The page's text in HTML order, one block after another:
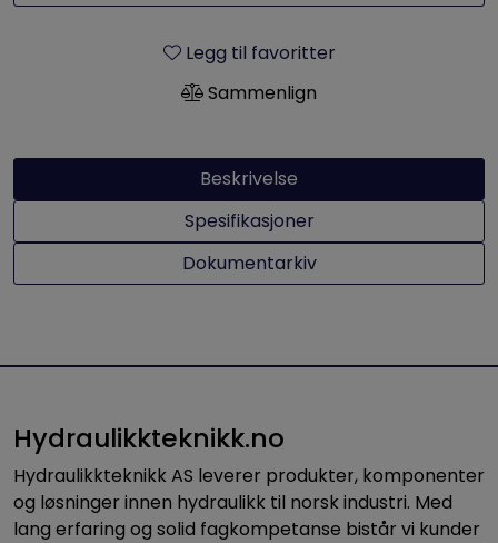
Legg til favoritter
Sammenlign
Beskrivelse
Spesifikasjoner
Dokumentarkiv
Hydraulikkteknikk.no
Hydraulikkteknikk AS leverer produkter, komponenter
og løsninger innen hydraulikk til norsk industri. Med
lang erfaring og solid fagkompetanse bistår vi kunder